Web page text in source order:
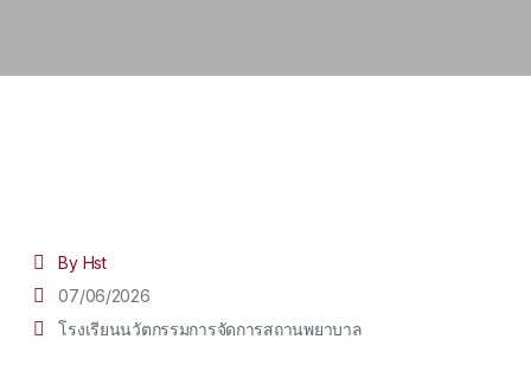
By Hst
07/06/2026
โรงเรียนนวัตกรรมการจัดการสถานพยาบาล